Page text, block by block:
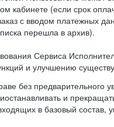
кабинете (если срок
с вводом платежных
перешла в архив).
Сервиса
и улучшению
без предварительного
и
в базовый состав,